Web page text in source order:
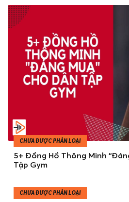
CHƯA ĐƯỢC PHÂN LOẠI
5+ Đồng Hồ Thông Minh
Tập Gym
CHƯA ĐƯỢC PHÂN LOẠI